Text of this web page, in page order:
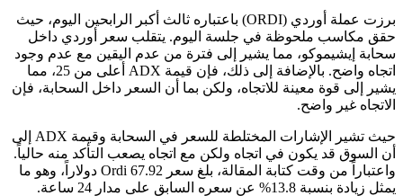
برزت عملة أوردي (ORDI) باعتباره ثالث أكبر الرابحين اليوم، حيث
حقق مكاسب ملحوظة في جلسة اليوم. يتقلب سعر أوردي داخل
سحابة إيشيموكو، مما يشير إلى فترة من عدم اليقين مع عدم وجود
اتجاه واضح. بالإضافة إلى ذلك، فإن قيمة ADX أعلى من 25، مما
يشير إلى قوة معينة للاتجاه، ولكن بما أن السعر داخل السحابة، فإن
الاتجاه غير واضح.
حيث تشير الإشارات المختلطة للسعر في السحابة وقيمة ADX إلى
أن السوق قد يكون في اتجاه ولكن مع اتجاه يصعب التأكد منه حالياً.
واعتباراً من وقت كتابة المقالة، بلغ سعر Ordi 67.92 دولاراً، وهو ما
يمثل زيادة بنسبة 13.8% عن سعره السابق على مدار 24 ساعة.